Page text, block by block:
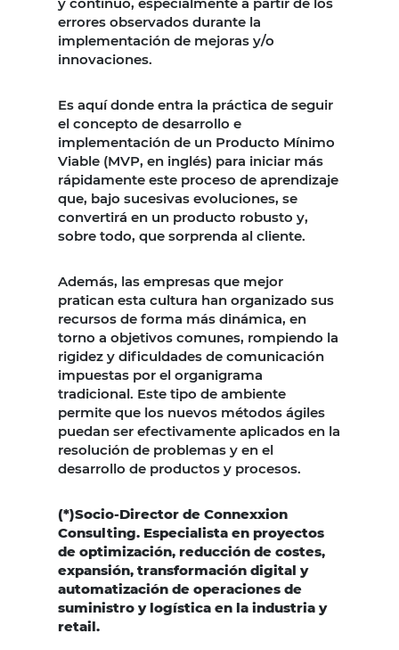
errores observados durante la
implementación de mejoras y/o
innovaciones.
Es aquí donde entra la práctica de seguir
el concepto de desarrollo e
implementación de un Producto Mínimo
Viable (MVP, en inglés) para iniciar más
rápidamente este proceso de aprendizaje
que, bajo sucesivas evoluciones, se
convertirá en un producto robusto y,
sobre todo, que sorprenda al cliente.
Además, las empresas que mejor
pratican esta cultura han organizado sus
recursos de forma más dinámica, en
torno a objetivos comunes, rompiendo la
rigidez y dificuldades de comunicación
impuestas por el organigrama
tradicional. Este tipo de ambiente
permite que los nuevos métodos ágiles
puedan ser efectivamente aplicados en la
resolución de problemas y en el
desarrollo de productos y procesos.
(*)Socio-Director de Connexxion
Consulting. Especialista en proyectos
de optimización, reducción de costes,
expansión, transformación digital y
automatización de operaciones de
suministro y logística en la industria y
retail.